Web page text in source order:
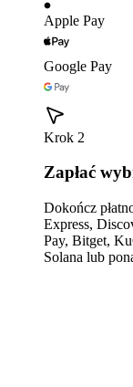
Apple Pay
Google Pay
Krok 2
Zapłać
Dokończ
Express,
Pay, Bitget,
Solana lub